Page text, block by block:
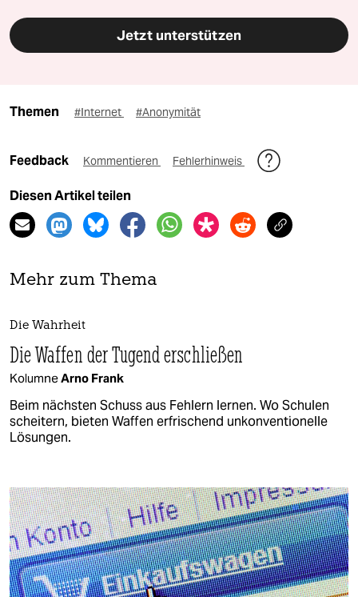
Jetzt unterstützen
Themen #Internet #Anonymität
Feedback Kommentieren Fehlerhinweis
Diesen Artikel teilen
Mehr zum Thema
Die Wahrheit
Die Waffen der Tugend erschließen
KolumneArno Frank
Beim nächsten Schuss aus Fehlern lernen. Wo Schulen
scheitern, bieten Waffen erfrischend unkonventionelle
Lösungen.